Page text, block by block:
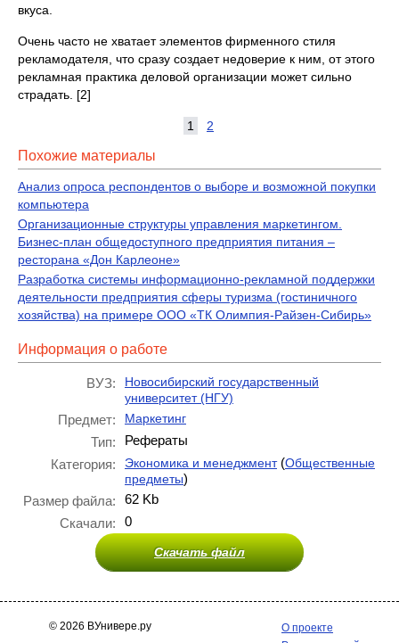
вкуса.
Очень часто не хватает элементов фирменного стиля
рекламодателя, что сразу создает недоверие к ним, от этого
рекламная практика деловой организации может сильно
страдать. [2]
1 2
Похожие материалы
Анализ опроса респондентов о выборе и возможной покупки
компьютера
Организационные структуры управления маркетингом.
Бизнес-план общедоступного предприятия питания –
ресторана «Дон Карлеоне»
Разработка системы информационно-рекламной поддержки
деятельности предприятия сферы туризма (гостиничного
хозяйства) на примере ООО «ТК Олимпия-Райзен-Сибирь»
Информация о работе
ВУЗ:
Новосибирский государственный
университет (НГУ)
Предмет: Маркетинг
Тип:
Рефераты
Категория:
Экономика и менеджмент(Общественные
предметы)
Размер файла:
62 Kb
Скачали:
0
Скачать файл
© 2026 ВУнивере.ру
О проекте